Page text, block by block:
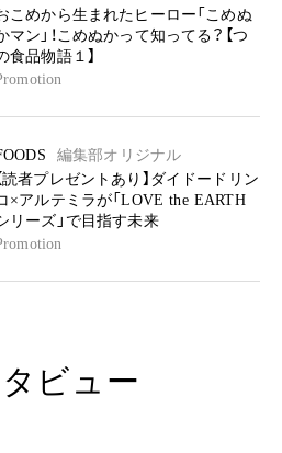
こめから生まれたヒーロー「こめぬ
マン」！こめぬかって知ってる？【つ
食品物語１】
編集部オリジナル
【読者プレゼントあり】ダイドードリン
×アルテミラが「LOVE the EARTH
リーズ」で目指す未来
ビュー